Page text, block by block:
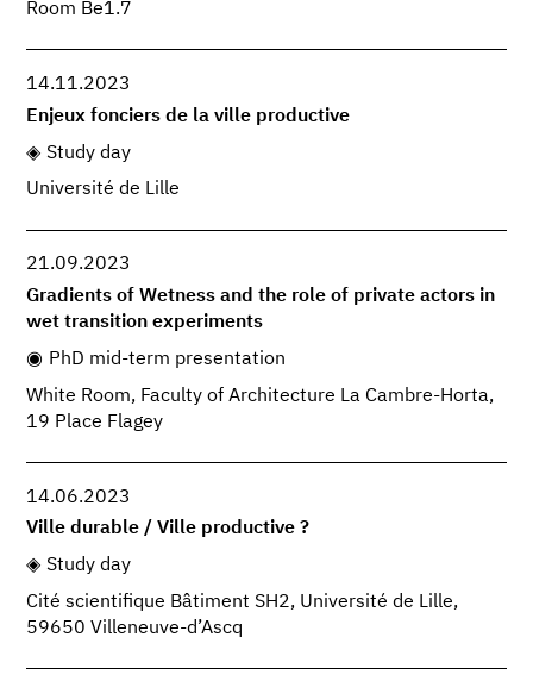
Room Be1.7
14.11.2023
Enjeux fonciers de la ville productive
Study day
Université de Lille
21.09.2023
Gradients of Wetness and the role of private actors in
wet transition experiments
PhD mid-term presentation
White Room, Faculty of Architecture La Cambre-Horta,
19 Place Flagey
14.06.2023
Ville durable / Ville productive ?
Study day
Cité scientifique Bâtiment SH2, Université de Lille,
59650 Villeneuve-d’Ascq